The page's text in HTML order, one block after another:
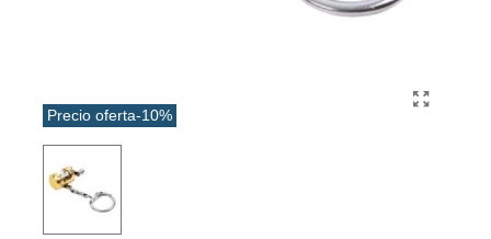
Precio oferta-10%